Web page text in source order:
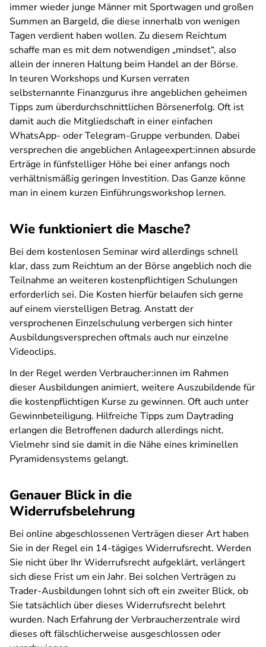
immer wieder junge Männer mit Sportwagen und großen
Summen an Bargeld, die diese innerhalb von wenigen
Tagen verdient haben wollen. Zu diesem Reichtum
schaffe man es mit dem notwendigen „mindset“, also
allein der inneren Haltung beim Handel an der Börse.
In teuren Workshops und Kursen verraten
selbsternannte Finanzgurus ihre angeblichen geheimen
Tipps zum überdurchschnittlichen Börsenerfolg. Oft ist
damit auch die Mitgliedschaft in einer einfachen
WhatsApp- oder Telegram-Gruppe verbunden. Dabei
versprechen die angeblichen Anlageexpert:innen absurde
Erträge in fünfstelliger Höhe bei einer anfangs noch
verhältnismäßig geringen Investition. Das Ganze könne
man in einem kurzen Einführungsworkshop lernen.
Wie funktioniert die Masche?
Bei dem kostenlosen Seminar wird allerdings schnell
klar, dass zum Reichtum an der Börse angeblich noch die
Teilnahme an weiteren kostenpflichtigen Schulungen
erforderlich sei. Die Kosten hierfür belaufen sich gerne
auf einem vierstelligen Betrag. Anstatt der
versprochenen Einzelschulung verbergen sich hinter
Ausbildungsversprechen oftmals auch nur einzelne
Videoclips.
In der Regel werden Verbraucher:innen im Rahmen
dieser Ausbildungen animiert, weitere Auszubildende für
die kostenpflichtigen Kurse zu gewinnen. Oft auch unter
Gewinnbeteiligung. Hilfreiche Tipps zum Daytrading
erlangen die Betroffenen dadurch allerdings nicht.
Vielmehr sind sie damit in die Nähe eines kriminellen
Pyramidensystems gelangt.
Genauer Blick in die
Widerrufsbelehrung
Bei online abgeschlossenen Verträgen dieser Art haben
Sie in der Regel ein 14-tägiges Widerrufsrecht. Werden
Sie nicht über Ihr Widerrufsrecht aufgeklärt, verlängert
sich diese Frist um ein Jahr. Bei solchen Verträgen zu
Trader-Ausbildungen lohnt sich oft ein zweiter Blick, ob
Sie tatsächlich über dieses Widerrufsrecht belehrt
wurden. Nach Erfahrung der Verbraucherzentrale wird
dieses oft fälschlicherweise ausgeschlossen oder